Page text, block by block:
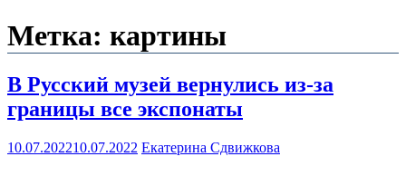
Метка: картины
В Русский музей вернулись из-за
границы все экспонаты
10.07.202210.07.2022 Екатерина Сдвижкова